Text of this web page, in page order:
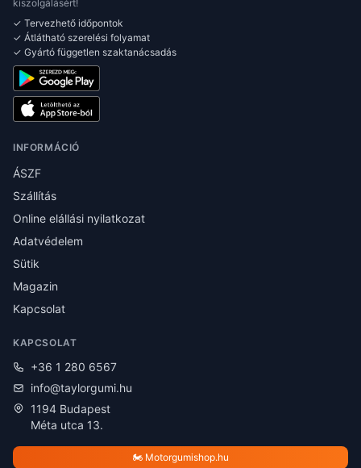
kiszolgálásért!
✓ Tervezhető időpontok
✓ Átlátható szerelési folyamat
✓ Gyártó független szaktanácsadás
INFORMÁCIÓ
ÁSZF
Szállítás
Online elállási nyilatkozat
Adatvédelem
Sütik
Magazin
Kapcsolat
KAPCSOLAT
+36 1 280 6567
info@taylorgumi.hu
1194 Budapest
Méta utca 13.
🏍️ Motorgumishop.hu